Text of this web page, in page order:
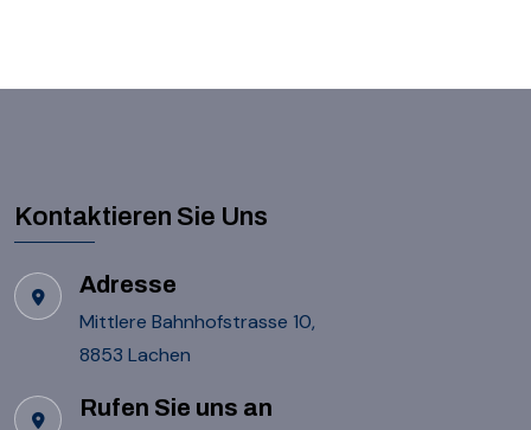
Kontaktieren Sie Uns
Adresse
Mittlere Bahnhofstrasse 10,
8853 Lachen
Rufen Sie uns an